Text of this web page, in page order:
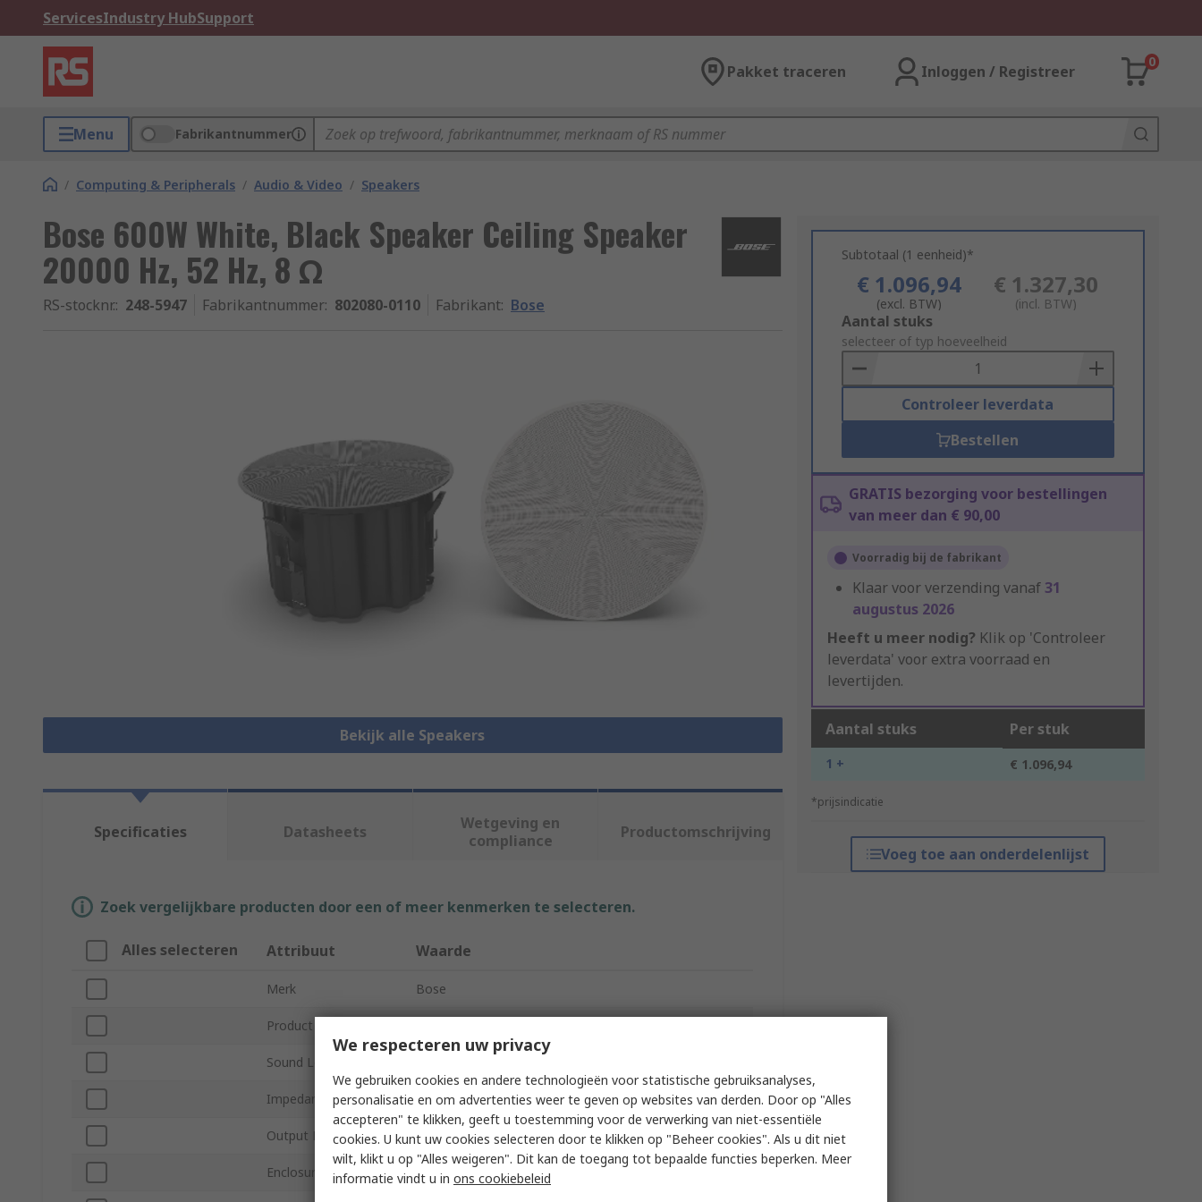
ServicesIndustry HubSupport
Pakket traceren Inloggen / Registreer
0
Menu Fabrikantnummer
/ Computing & Peripherals / Audio & Video / Speakers
Bose 600W White, Black Speaker Ceiling Speaker
20000 Hz, 52 Hz, 8 Ω
RS-stocknr.: 248-5947 Fabrikantnummer: 802080-0110 Fabrikant: Bose
Bekijk alle Speakers
Subtotaal (1 eenheid)*
€ 1.096,94
(excl. BTW)
€ 1.327,30
(incl. BTW)
Add
to
Basket
Aantal stuks
selecteer of typ hoeveelheid
Controleer leverdata
Bestellen
GRATIS bezorging voor bestellingen
van meer dan € 90,00
Voorradig bij de fabrikant
Klaar voor verzending vanaf31
augustus 2026
Heeft u meer nodig? Klik op 'Controleer
leverdata' voor extra voorraad en
levertijden.
Aantal stuks Per stuk
1 + € 1.096,94
*prijsindicatie
Voeg toe aan onderdelenlijst
Specificaties Datasheets
Wetgeving en
compliance
Productomschrijving
Zoek vergelijkbare producten door een of meer kenmerken te selecteren.
Alles selecteren Attribuut Waarde
Merk Bose
Product Type
Sound Level
Impedance 8Ω
Output Power 600W
Enclosure Material Plastic Front Baffle with Integrated Steel
We respecteren uw privacy
We gebruiken cookies en andere technologieën voor statistische gebruiksanalyses,
personalisatie en om advertenties weer te geven op websites van derden. Door op "Alles
accepteren" te klikken, geeft u toestemming voor de verwerking van niet-essentiële
cookies. U kunt uw cookies selecteren door te klikken op "Beheer cookies". Als u dit niet
wilt, klikt u op "Alles weigeren". Dit kan de toegang tot bepaalde functies beperken. Meer
informatie vindt u in ons cookiebeleid